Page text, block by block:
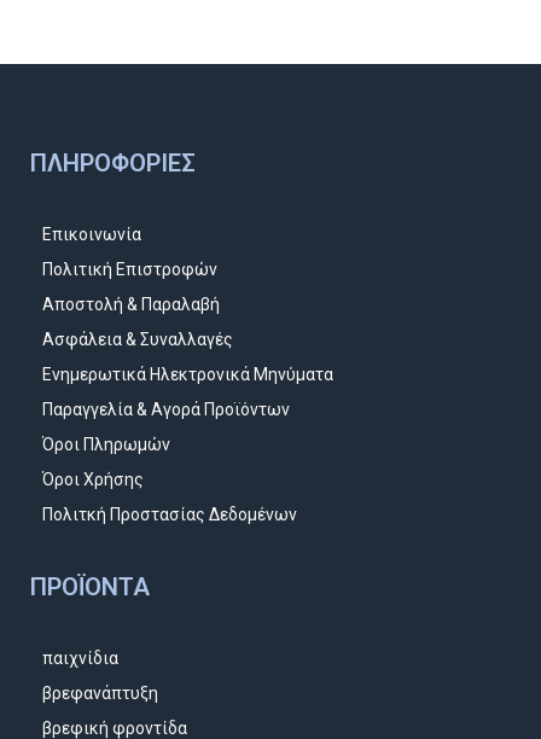
ΠΛΗΡΟΦΟΡΊΕΣ
Επικοινωνία
Πολιτική Επιστροφών
Αποστολή & Παραλαβή
Ασφάλεια & Συναλλαγές
Ενημερωτικά Ηλεκτρονικά Μηνύματα
Παραγγελία & Αγορά Προϊόντων
Όροι Πληρωμών
Όροι Χρήσης
Πολιτκή Προστασίας Δεδομένων
ΠΡΟΪΌΝΤΑ
παιχνίδια
βρεφανάπτυξη
βρεφική φροντίδα